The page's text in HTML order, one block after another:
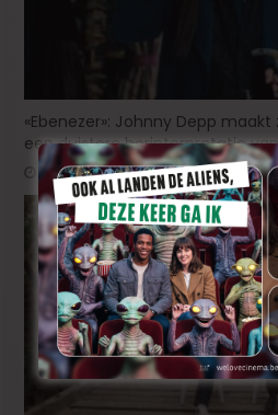
«Ebenezer»: Johnny Depp
een duistere herinterpretatie
1 dag ago